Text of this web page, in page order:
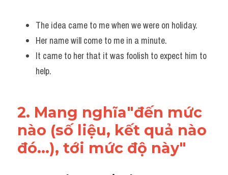
The idea came to me when we were on holiday.
Her name will come to me in a minute.
It came to her that it was foolish to expect him to
help.
2. Mang nghĩa"đến mức
nào (số liệu, kết quả nào
đó...), tới mức độ này"